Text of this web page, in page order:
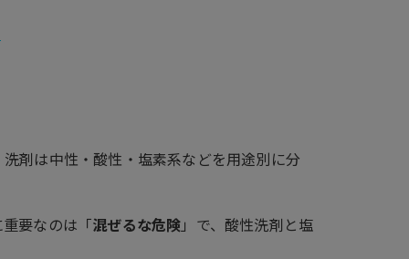
剤は中性・酸性・塩素系などを用途別に分
要なのは「 混ぜるな危険 」で、酸性洗剤と塩